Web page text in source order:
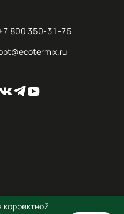
800 350-31-75